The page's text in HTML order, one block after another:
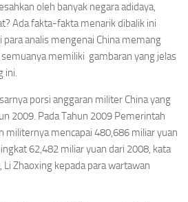
oleh banyak negara adidaya,
Ada fakta-fakta menarik dibalik ini
analis mengenai China memang
memiliki gambaran yang jelas
ini.
porsi anggaran militer China yang
2009. Pada Tahun 2009 Pemerintah
militernya mencapai 480,686 miliar yuan
62,482 miliar yuan dari 2008, kata
Li Zhaoxing kepada para wartawan